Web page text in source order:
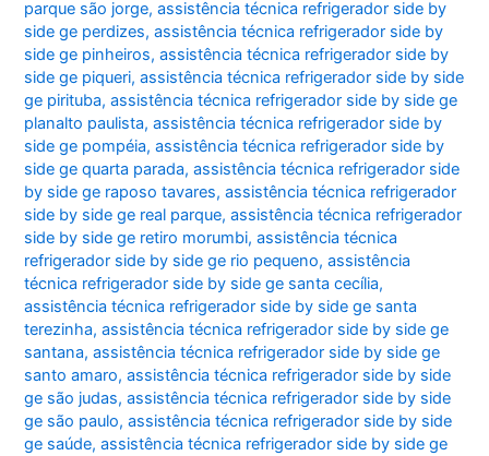
parque são jorge,assistência técnica refrigerador side by
side ge perdizes,assistência técnica refrigerador side by
side ge pinheiros,assistência técnica refrigerador side by
side ge piqueri,assistência técnica refrigerador side by side
ge pirituba,assistência técnica refrigerador side by side ge
planalto paulista,assistência técnica refrigerador side by
side ge pompéia,assistência técnica refrigerador side by
side ge quarta parada,assistência técnica refrigerador side
by side ge raposo tavares,assistência técnica refrigerador
side by side ge real parque,assistência técnica refrigerador
side by side ge retiro morumbi,assistência técnica
refrigerador side by side ge rio pequeno,assistência
técnica refrigerador side by side ge santa cecília,
assistência técnica refrigerador side by side ge santa
terezinha,assistência técnica refrigerador side by side ge
santana,assistência técnica refrigerador side by side ge
santo amaro,assistência técnica refrigerador side by side
ge são judas,assistência técnica refrigerador side by side
ge são paulo,assistência técnica refrigerador side by side
ge saúde,assistência técnica refrigerador side by side ge